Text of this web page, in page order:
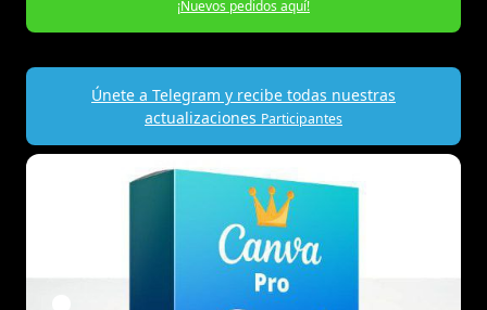
¡Nuevos pedidos aquí!
Únete a Telegram y recibe todas nuestras
actualizaciones Participantes